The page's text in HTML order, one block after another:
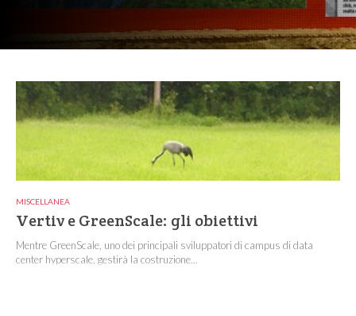
MISCELLANEA
Vertiv e GreenScale: gli obiettivi
Mentre GreenScale, uno dei principali sviluppatori di campus di data
center hyperscale, gestirà la costruzione...